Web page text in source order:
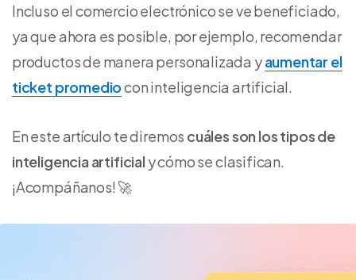
Incluso el comercio electrónico se ve beneficiado,
ya que ahora es posible, por ejemplo, recomendar
productos de manera personalizada yaumentar el
ticket promediocon inteligencia artificial.
En este artículo te diremos cuáles son los tipos de
inteligencia artificial y cómo se clasifican.
¡Acompáñanos! 🚀